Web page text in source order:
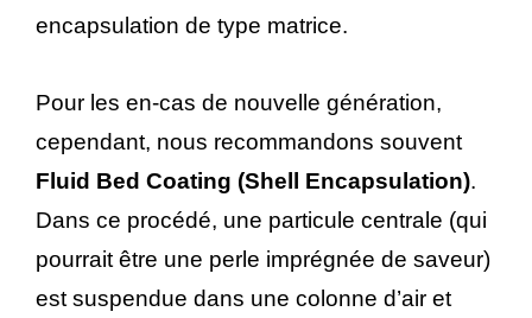
encapsulation de type matrice.
Pour les en-cas de nouvelle génération,
cependant, nous recommandons souvent
Fluid Bed Coating (Shell Encapsulation).
Dans ce procédé, une particule centrale (qui
pourrait être une perle imprégnée de saveur)
est suspendue dans une colonne d’air et